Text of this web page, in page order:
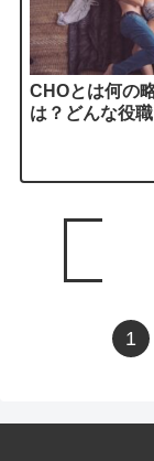
CHOとは何の
は？どんな役職
1